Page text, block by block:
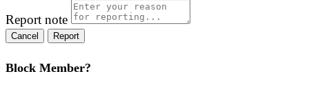
Report note
Report
Block Member?